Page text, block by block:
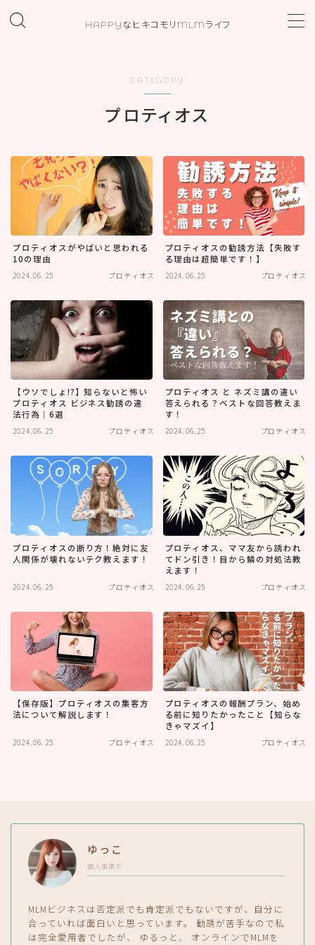
HAPPYなヒキコモリMLMライフ
お問い合わせ
カテゴリー
CATEGORY
プロティオス
プロティオスがやばいと思われる
10の理由
2024.06.25 プロティオス
プロティオスの勧誘方法【失敗す
る理由は超簡単です！】
2024.06.25 プロティオス
【ウソでしょ!?】知らないと怖い
プロティオス ビジネス勧誘の違
法行為｜6選
2024.06.25 プロティオス
プロティオス と ネズミ講の違い
答えられる？ベストな回答教えま
す！
2024.06.25 プロティオス
プロティオスの断り方！絶対に友
人関係が壊れないテク教えます！
2024.06.25 プロティオス
プロティオス、ママ友から誘われ
てドン引き！目から鱗の対処法教
えます！
2024.06.25 プロティオス
【保存版】プロティオスの集客方
法について解説します！
2024.06.25 プロティオス
プロティオスの報酬プラン、始め
る前に知りたかったこと【知らな
きゃマズイ】
2024.06.25 プロティオス
ゆっこ
個人事業主
MLMビジネスは否定派でも肯定派でもないですが、自分に
合っていれば面白いと思っています。 勧誘が苦手なので私
は完全愛用者でしたが、 ゆるっと、 オンラインでMLMを